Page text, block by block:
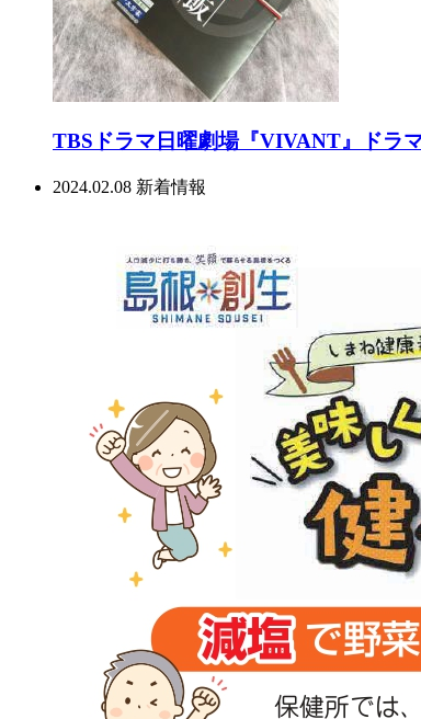
TBSドラマ日曜劇場『VIVANT』ドラ
2024.02.08 新着情報